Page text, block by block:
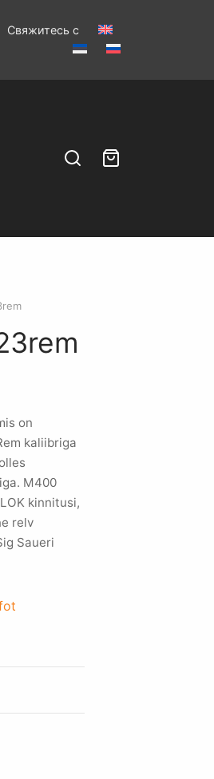
Свяжитесь с
on
kaliibriga
M400
kinnitusi,
relv
Saueri